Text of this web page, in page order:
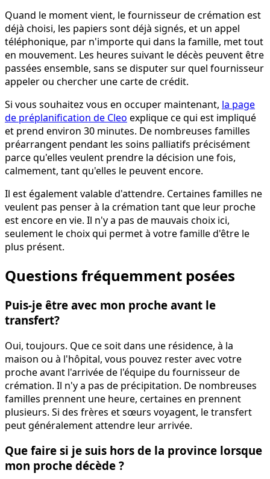
Quand le moment vient, le fournisseur de crémation est
déjà choisi, les papiers sont déjà signés, et un appel
téléphonique, par n'importe qui dans la famille, met tout
en mouvement. Les heures suivant le décès peuvent être
passées ensemble, sans se disputer sur quel fournisseur
appeler ou chercher une carte de crédit.
Si vous souhaitez vous en occuper maintenant, la page
de préplanification de Cleo explique ce qui est impliqué
et prend environ 30 minutes. De nombreuses familles
préarrangent pendant les soins palliatifs précisément
parce qu'elles veulent prendre la décision une fois,
calmement, tant qu'elles le peuvent encore.
Il est également valable d'attendre. Certaines familles ne
veulent pas penser à la crémation tant que leur proche
est encore en vie. Il n'y a pas de mauvais choix ici,
seulement le choix qui permet à votre famille d'être le
plus présent.
Questions fréquemment posées
Puis-je être avec mon proche avant le
transfert?
Oui, toujours. Que ce soit dans une résidence, à la
maison ou à l'hôpital, vous pouvez rester avec votre
proche avant l'arrivée de l'équipe du fournisseur de
crémation. Il n'y a pas de précipitation. De nombreuses
familles prennent une heure, certaines en prennent
plusieurs. Si des frères et sœurs voyagent, le transfert
peut généralement attendre leur arrivée.
Que faire si je suis hors de la province lorsque
mon proche décède ?